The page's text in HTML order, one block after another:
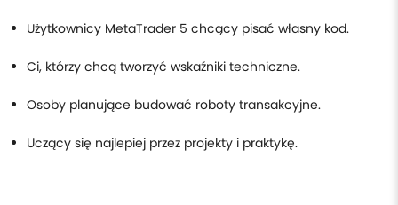
Użytkownicy MetaTrader 5 chcący pisać własny kod.
Ci, którzy chcą tworzyć wskaźniki techniczne.
Osoby planujące budować roboty transakcyjne.
Uczący się najlepiej przez projekty i praktykę.